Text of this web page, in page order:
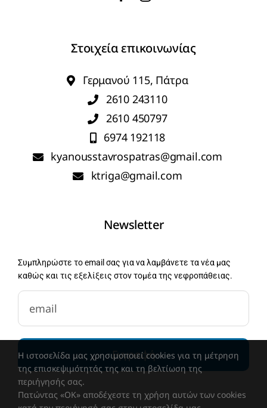
Στοιχεία επικοινωνίας
Γερμανού 115, Πάτρα
2610 243110
2610 450797
6974 192118
kyanousstavrospatras@gmail.com
ktriga@gmail.com
Newsletter
Συμπληρώστε το email σας για να λαμβάνετε τα νέα μας
καθώς και τις εξελίξεις στον τομέα της νεφροπάθειας.
newsletter-email
Εγγραφή
Η ιστοσελίδα μας χρησιμοποιεί cookies για τη μέτρηση
της επισκεψιμότητάς της και τη βελτίωση της
περιήγησής σας.
Πατώντας «OK» αποδέχεστε τη χρήση αυτών των cookies